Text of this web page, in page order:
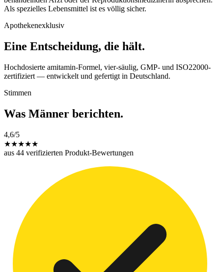
Als spezielles Lebensmittel ist es völlig sicher.
Apothekenexklusiv
Eine Entscheidung, die hält.
Hochdosierte amitamin-Formel, vier-säulig, GMP- und ISO22000-
zertifiziert — entwickelt und gefertigt in Deutschland.
Stimmen
Was Männer berichten.
4,6/5
★★★★★
aus 44 verifizierten Produkt-Bewertungen